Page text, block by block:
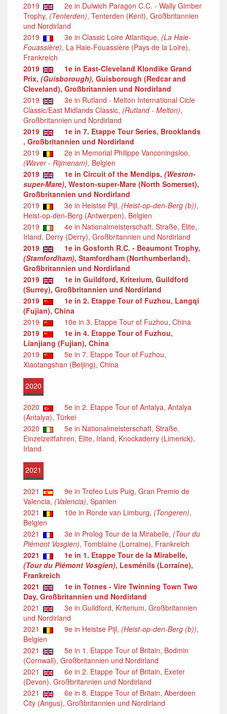
2019
2e in Dulwich Paragon C.C. - Wally Gimber
Trophy, (Tenterden), Tenterden (Kent), Großbritannien
und Nordirland
2019
3e in Classic Loire Atlantique, (La Haie-
Fouassière), La Haie-Fouassière (Pays de la Loire),
Frankreich
2019
1e in East-Cleveland Klondike Grand
Prix, (Guisborough), Guisborough (Redcar and
Cleveland), Großbritannien und Nordirland
2019
3e in Rutland - Melton International Cicle
Classic/East Midlands Classic, (Rutland - Melton),
Großbritannien und Nordirland
2019
1e in 7. Etappe Tour Series, Brooklands
, Großbritannien und Nordirland
2019
2e in Memorial Philippe Vanconingsloo,
(Waver - Rijmenam), Belgien
2019
1e in Circuit of the Mendips, (Weston-
super-Mare), Weston-super-Mare (North Somerset),
Großbritannien und Nordirland
2019
3e in Heistse Pijl, (Heist-op-den-Berg (b)),
Heist-op-den-Berg (Antwerpen), Belgien
2019
4e in Nationalmeisterschaft, Straße, Elite,
Irland, Derry (Derry), Großbritannien und Nordirland
2019
1e in Gosforth R.C. - Beaumont Trophy,
(Stamfordham), Stamfordham (Northumberland),
Großbritannien und Nordirland
2019
1e in Guildford, Kriterium, Guildford
(Surrey), Großbritannien und Nordirland
2019
1e in 2. Etappe Tour of Fuzhou, Langqi
(Fujian), China
2019
10e in 3. Etappe Tour of Fuzhou, China
2019
1e in 4. Etappe Tour of Fuzhou,
Lianjiang (Fujian), China
2019
5e in 7. Etappe Tour of Fuzhou,
Xiaotangshan (Beijing), China
2020
2020
5e in 2. Etappe Tour of Antalya, Antalya
(Antalya), Türkei
2020
5e in Nationalmeisterschaft, Straße.
Einzelzeitfahren, Elite, Irland, Knockaderry (Limerick),
Irland
2021
2021
9e in Trofeo Luis Puig, Gran Premio de
Valencia, (Valencia), Spanien
2021
10e in Ronde van Limburg, (Tongeren),
Belgien
2021
3e in Prolog Tour de la Mirabelle, (Tour du
Piémont Vosgien), Tomblaine (Lorraine), Frankreich
2021
1e in 1. Etappe Tour de la Mirabelle,
(Tour du Piémont Vosgien), Lesménils (Lorraine),
Frankreich
2021
1e in Totnes - Vire Twinning Town Two
Day, Großbritannien und Nordirland
2021
3e in Guildford, Kriterium, Großbritannien
und Nordirland
2021
9e in Heistse Pijl, (Heist-op-den-Berg (b)),
Belgien
2021
5e in 1. Etappe Tour of Britain, Bodmin
(Cornwall), Großbritannien und Nordirland
2021
6e in 2. Etappe Tour of Britain, Exeter
(Devon), Großbritannien und Nordirland
2021
6e in 8. Etappe Tour of Britain, Aberdeen
City (Angus), Großbritannien und Nordirland